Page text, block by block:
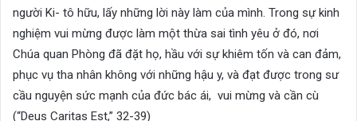
người Ki- tô hữu, lấy những lời này làm của mình. Trong sự kinh
nghiệm vui mừng được làm một thừa sai tình yêu ở đó, nơi
Chúa quan Phòng đã đặt họ, hầu với sự khiêm tốn và can đảm,
phục vụ tha nhân không với những hậu y, và đạt được trong sư
cầu nguyện sức mạnh của đức bác ái, vui mừng và cần cù
(“Deus Caritas Est,” 32-39)